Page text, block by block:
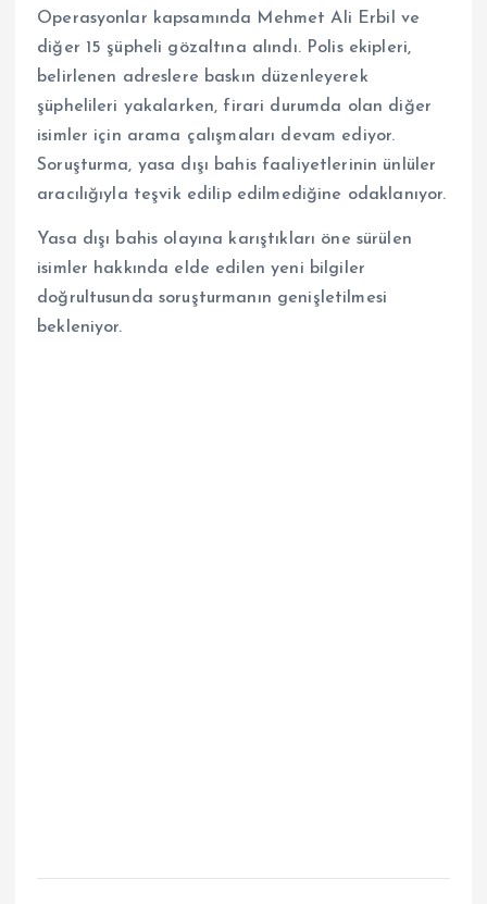
Operasyonlar kapsamında Mehmet Ali Erbil ve
diğer 15 şüpheli gözaltına alındı. Polis ekipleri,
belirlenen adreslere baskın düzenleyerek
şüphelileri yakalarken, firari durumda olan diğer
isimler için arama çalışmaları devam ediyor.
Soruşturma, yasa dışı bahis faaliyetlerinin ünlüler
aracılığıyla teşvik edilip edilmediğine odaklanıyor.
Yasa dışı bahis olayına karıştıkları öne sürülen
isimler hakkında elde edilen yeni bilgiler
doğrultusunda soruşturmanın genişletilmesi
bekleniyor.